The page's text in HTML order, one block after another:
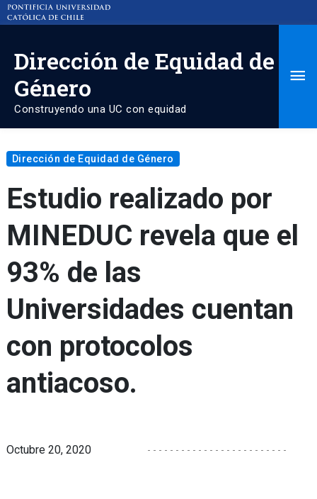
Dirección de Equidad de
Género
Construyendo una UC con equidad
Dirección de Equidad de Género
Estudio realizado por
MINEDUC revela que el
93% de las
Universidades cuentan
con protocolos
antiacoso.
Octubre 20, 2020